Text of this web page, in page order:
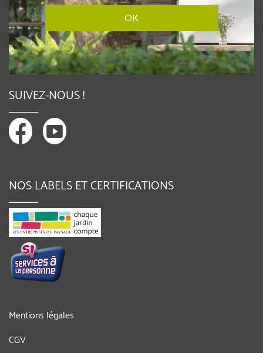
SUIVEZ-NOUS !
NOS LABELS ET CERTIFICATIONS
Mentions légales
CGV